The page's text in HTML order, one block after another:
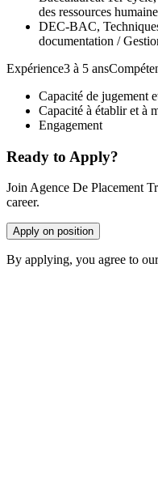
des ressources
DEC-BAC,
documentation /
Expérience3 à 5
Capacité de jugement
Capacité à établir et à
Engagement
Ready to Apply?
Join Agence De Placement
career.
Apply on position
By applying, you agree to